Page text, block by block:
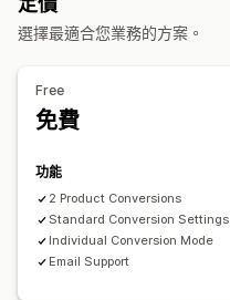
選擇最適合您業務的方案。
Free
免費
功能
2 Product Conversions
Standard Conversion Settings
Individual Conversion Mode
Email Support